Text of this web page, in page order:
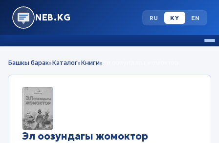
NEB.KG RU KY EN
Башкы барак»Каталог»Книги»
Эл оозундагы жомоктор